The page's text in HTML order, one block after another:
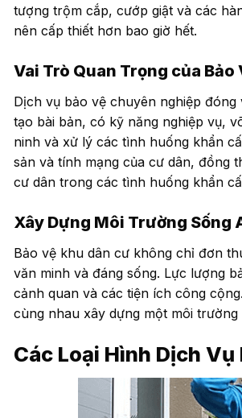
tượng trộm cắp, cướp giật và các
nên cấp thiết hơn bao giờ hết.
Vai Trò Quan Trọng của
Dịch vụ bảo vệ chuyên nghiệp
tạo bài bản, có kỹ năng nghiệp vụ,
ninh và xử lý các tình huống khẩn
sản và tính mạng của cư dân, đồng
cư dân trong các tình huống khẩn
Xây Dựng Môi Trường Sống
Bảo vệ khu dân cư không chỉ đơn
văn minh và đáng sống. Lực lượng
cảnh quan và các tiện ích công
cùng nhau xây dựng một môi trường
Các Loại Hình Dịch Vụ